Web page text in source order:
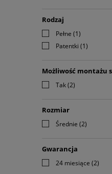
Rodzaj
Pełne (1)
Patentki (1)
Możliwość montażu
Tak(2)
Rozmiar
Średnie (2)
Gwarancja
24 miesiące (2)